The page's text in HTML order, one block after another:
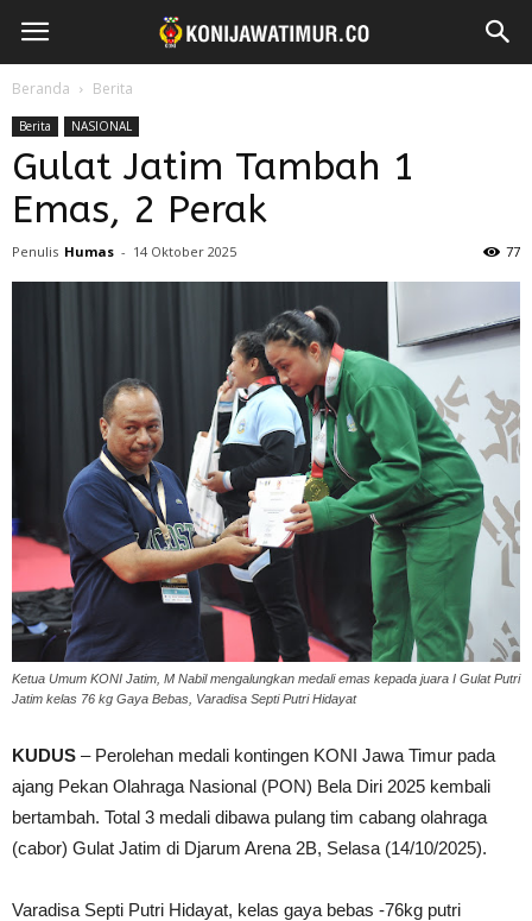
Beranda Berita
Berita NASIONAL
Gulat Jatim Tambah 1
Emas, 2 Perak
Penulis Humas - 14 Oktober 2025 77
Ketua Umum KONI Jatim, M Nabil mengalungkan medali emas kepada juara I Gulat Putri
Jatim kelas 76 kg Gaya Bebas, Varadisa Septi Putri Hidayat
KUDUS – Perolehan medali kontingen KONI Jawa Timur pada
ajang Pekan Olahraga Nasional (PON) Bela Diri 2025 kembali
bertambah. Total 3 medali dibawa pulang tim cabang olahraga
(cabor) Gulat Jatim di Djarum Arena 2B, Selasa (14/10/2025).
Varadisa Septi Putri Hidayat, kelas gaya bebas -76kg putri